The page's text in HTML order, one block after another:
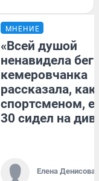
МНЕНИЕ
«Всей душой
ненавидела
кемеровчанка
рассказала, как
спортсменом,
30 сидел на
Елена Денисова